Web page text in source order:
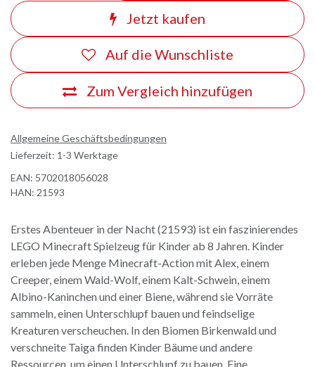
Jetzt kaufen
Zum Vergleich hinzufügen
Auf die Wunschliste
Allgemeine Geschäftsbedingungen
Lieferzeit: 1-3 Werktage
EAN: 5702018056028
HAN: 21593
Erstes Abenteuer in der Nacht (21593) ist ein faszinierendes
LEGO Minecraft Spielzeug für Kinder ab 8 Jahren. Kinder
erleben jede Menge Minecraft-Action mit Alex, einem
Creeper, einem Wald-Wolf, einem Kalt-Schwein, einem
Albino-Kaninchen und einer Biene, während sie Vorräte
sammeln, einen Unterschlupf bauen und feindselige
Kreaturen verscheuchen. In den Biomen Birkenwald und
verschneite Taiga finden Kinder Bäume und andere
Ressourcen, um einen Unterschlupf zu bauen. Eine